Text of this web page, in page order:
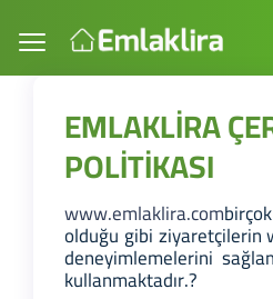
EMLAKLİRA
POLİTİKASI
www.emlaklira.com
olduğu gibi ziyaretçilerin
deneyimlemelerini
kullanmaktadır.?